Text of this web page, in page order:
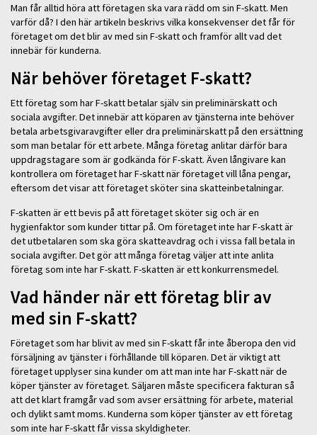
Man får alltid höra att företagen ska vara rädd om sin F-skatt. Men
varför då? I den här artikeln beskrivs vilka konsekvenser det får för
företaget om det blir av med sin F-skatt och framför allt vad det
innebär för kunderna.
När behöver företaget F-skatt?
Ett företag som har F-skatt betalar själv sin preliminärskatt och
sociala avgifter. Det innebär att köparen av tjänsterna inte behöver
betala arbetsgivaravgifter eller dra preliminärskatt på den ersättning
som man betalar för ett arbete. Många företag anlitar därför bara
uppdragstagare som är godkända för F-skatt. Även långivare kan
kontrollera om företaget har F-skatt när företaget vill låna pengar,
eftersom det visar att företaget sköter sina skatteinbetalningar.
F-skatten är ett bevis på att företaget sköter sig och är en
hygienfaktor som kunder tittar på. Om företaget inte har F-skatt är
det utbetalaren som ska göra skatteavdrag och i vissa fall betala in
sociala avgifter. Det gör att många företag väljer att inte anlita
företag som inte har F-skatt. F-skatten är ett konkurrensmedel.
Vad händer när ett företag blir av
med sin F-skatt?
Företaget som har blivit av med sin F-skatt får inte åberopa den vid
försäljning av tjänster i förhållande till köparen. Det är viktigt att
företaget upplyser sina kunder om att man inte har F-skatt när de
köper tjänster av företaget. Säljaren måste specificera fakturan så
att det klart framgår vad som avser ersättning för arbete, material
och dylikt samt moms. Kunderna som köper tjänster av ett företag
som inte har F-skatt får vissa skyldigheter.